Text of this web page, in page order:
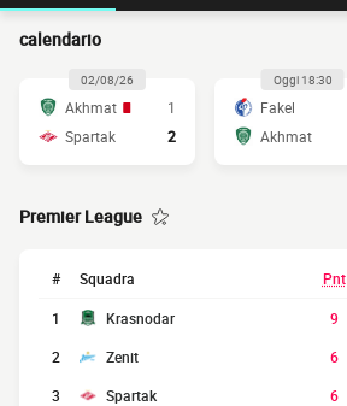
calendario
02/08/26
Akhmat
1
Spartak
2
Oggi 18:30
Fakel
Akhmat
Premier League
# Squadra Pnt
1 Krasnodar 9
2 Zenit 6
3 Spartak 6